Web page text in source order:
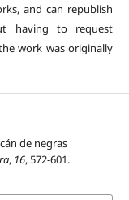
and can republish
having to request
work was originally
de negras
, 16, 572-601.